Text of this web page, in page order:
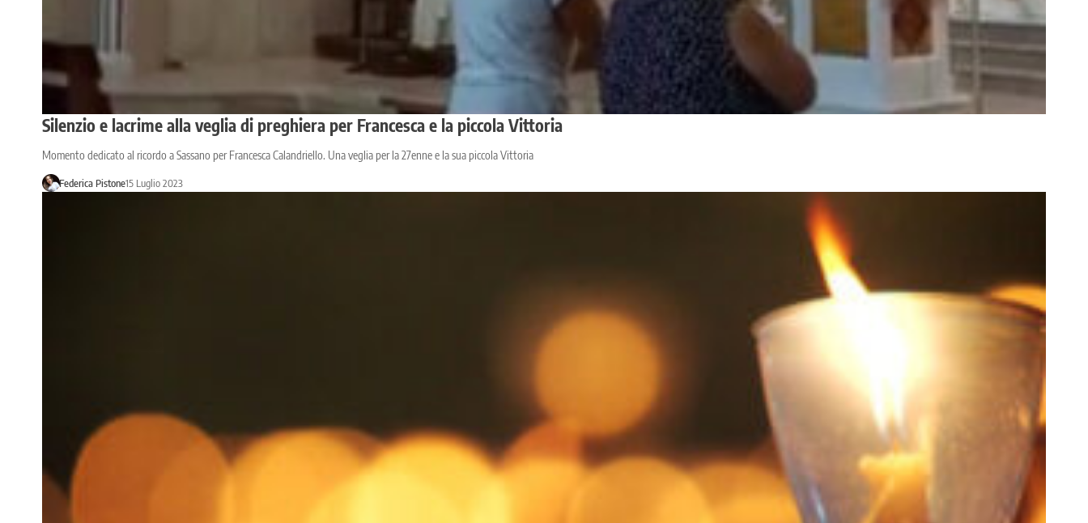
Silenzio e lacrime alla veglia di preghiera per Francesca e la piccola Vittoria
Momento dedicato al ricordo a Sassano per Francesca Calandriello. Una veglia per la 27enne e la sua piccola Vittoria
Federica Pistone15 Luglio 2023